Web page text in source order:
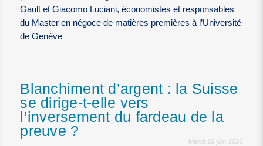
Gault et Giacomo Luciani, économistes et responsables
du Master en négoce de matières premières à l’Université
de Genève
Blanchiment d’argent : la Suisse
se dirige-t-elle vers
l’inversement du fardeau de la
preuve ?
Mardi 16 juin 2026